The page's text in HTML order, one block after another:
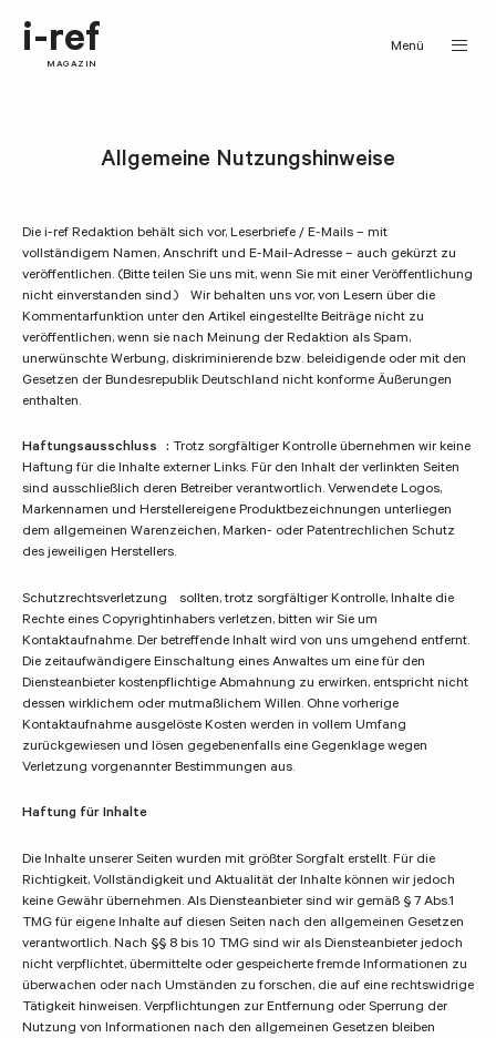
i-ref
MAGAZIN
Menü
Allgemeine Nutzungshinweise
Die i-ref Redaktion behält sich vor, Leserbriefe / E-Mails – mit
vollständigem Namen, Anschrift und E-Mail-Adresse – auch gekürzt zu
veröffentlichen. (Bitte teilen Sie uns mit, wenn Sie mit einer Veröffentlichung
nicht einverstanden sind.) Wir behalten uns vor, von Lesern über die
Kommentarfunktion unter den Artikel eingestellte Beiträge nicht zu
veröffentlichen, wenn sie nach Meinung der Redaktion als Spam,
unerwünschte Werbung, diskriminierende bzw. beleidigende oder mit den
Gesetzen der Bundesrepublik Deutschland nicht konforme Äußerungen
enthalten.
Haftungsausschluss : Trotz sorgfältiger Kontrolle übernehmen wir keine
Haftung für die Inhalte externer Links. Für den Inhalt der verlinkten Seiten
sind ausschließlich deren Betreiber verantwortlich. Verwendete Logos,
Markennamen und Herstellereigene Produktbezeichnungen unterliegen
dem allgemeinen Warenzeichen, Marken- oder Patentrechlichen Schutz
des jeweiligen Herstellers.
Schutzrechtsverletzung sollten, trotz sorgfältiger Kontrolle, Inhalte die
Rechte eines Copyrightinhabers verletzen, bitten wir Sie um
Kontaktaufnahme. Der betreffende Inhalt wird von uns umgehend entfernt.
Die zeitaufwändigere Einschaltung eines Anwaltes um eine für den
Diensteanbieter kostenpflichtige Abmahnung zu erwirken, entspricht nicht
dessen wirklichem oder mutmaßlichem Willen. Ohne vorherige
Kontaktaufnahme ausgelöste Kosten werden in vollem Umfang
zurückgewiesen und lösen gegebenenfalls eine Gegenklage wegen
Verletzung vorgenannter Bestimmungen aus.
Haftung für Inhalte
Die Inhalte unserer Seiten wurden mit größter Sorgfalt erstellt. Für die
Richtigkeit, Vollständigkeit und Aktualität der Inhalte können wir jedoch
keine Gewähr übernehmen. Als Diensteanbieter sind wir gemäß § 7 Abs.1
TMG für eigene Inhalte auf diesen Seiten nach den allgemeinen Gesetzen
verantwortlich. Nach §§ 8 bis 10 TMG sind wir als Diensteanbieter jedoch
nicht verpflichtet, übermittelte oder gespeicherte fremde Informationen zu
überwachen oder nach Umständen zu forschen, die auf eine rechtswidrige
Tätigkeit hinweisen. Verpflichtungen zur Entfernung oder Sperrung der
Nutzung von Informationen nach den allgemeinen Gesetzen bleiben